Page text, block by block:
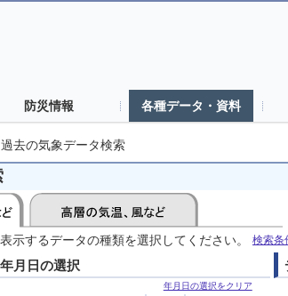
防災情報 各種データ・資料
過去の気象データ検索
示するデータの種類を選択してください。 検索条
年月日の選択
年月日の選択をクリア